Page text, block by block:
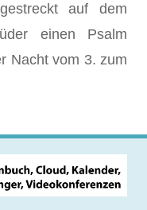
auf dem
einen Psalm
Nacht vom 3. zum